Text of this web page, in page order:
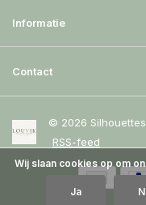
Informatie
Contact
© 2026
RSS-feed
Wij slaan cookies op om
Ja